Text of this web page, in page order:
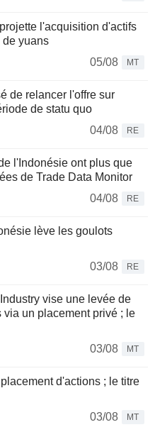
l'acquisition d'actifs
de yuans
05/08
MT
de relancer l'offre sur
de statu quo
04/08
RE
l'Indonésie ont plus que
de Trade Data Monitor
04/08
RE
lève les goulots
03/08
RE
vise une levée de
un placement privé ; le
03/08
MT
d'actions ; le titre
03/08
MT